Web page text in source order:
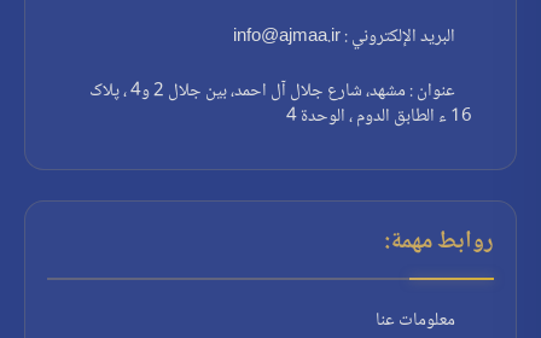
البريد الإلكتروني : info@ajmaa.ir
عنوان : مشهد، شارع جلال آل احمد، بين جلال 2 و4 ، پلاک
16 ء الطابق الدوم ، الوحدة 4
روابط مهمة:
معلومات عنا